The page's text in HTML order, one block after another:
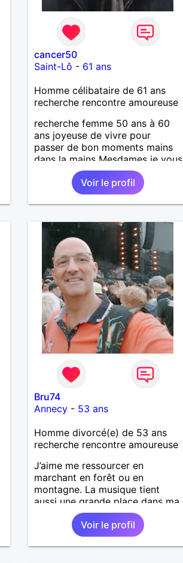
cancer50
Saint-Lô - 61 ans
Homme célibataire de 61 ans
recherche rencontre amoureuse
recherche femme 50 ans à 60
ans joyeuse de vivre pour
passer de bon moments mains
dans la mains Mesdames je vous
attend de vous lire .
Voir le profil
Bru74
Annecy- 53 ans
Homme divorcé(e) de 53 ans
recherche rencontre amoureuse
J’aime me ressourcer en
marchant en forêt ou en
montagne. La musique tient
aussi une grande place dans ma
vie : j’adore aller à des concerts
ou à des festivals. Voyager et
découvrir de nouvelles cultures,
c’est ce qui m’inspire le plus.
Voir le profil